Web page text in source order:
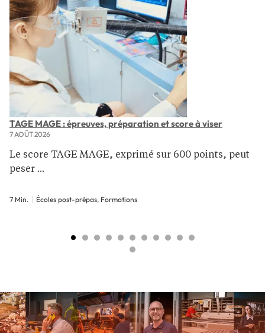
TAGE MAGE : épreuves, préparation et score à viser
7 AOÛT 2026
Le score TAGE MAGE, exprimé sur 600 points, peut
peser ...
7 Min. Écoles post-prépas, Formations